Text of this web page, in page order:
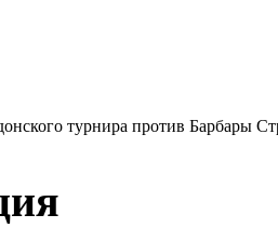
турнира против Барбары